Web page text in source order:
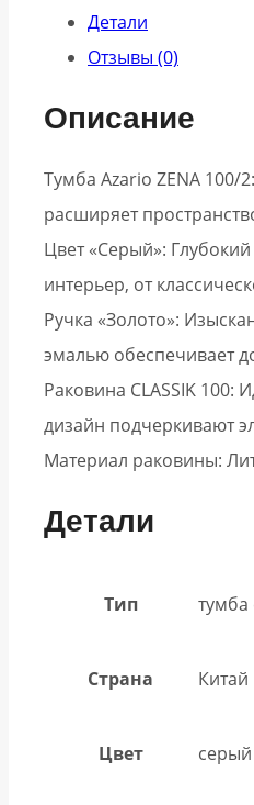
Детали
Отзывы (0)
Описание
Тумба Azario ZENA 100/
расширяет
Цвет «Серый»:
интерьер, от
Ручка «Золото»:
эмалью обеспечивает
Раковина CLASSIK
дизайн подчеркивают
Материал раковины:
Детали
Тип тумба
Страна Китай
Цвет серый